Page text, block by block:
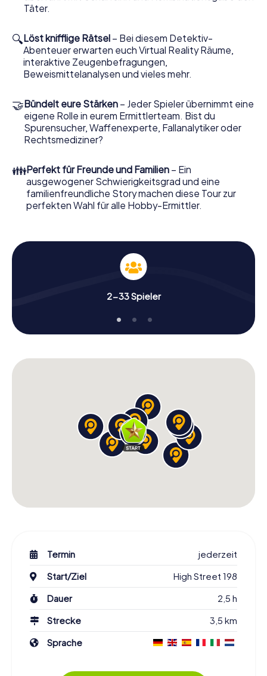
heraus! Sie schlüpfen in spannende Rollen und meistern
Fallanalytiker oder Gerichtsmediziner. Sie bekommen
herausfordernde Zusatzaufgaben auf Ihre Handys
gespielt, die Ihrem jeweiligem Charakter entsprechen
und dem Schlagwort „Abwechslungsreichtum“ an ganz
neue Bedeutung verleihen.
Das Krimispiel in Berkhamsted kann beginnen!
Nun fehlt Ihnen nur noch eine Kleinigkeit, um mit Ihren
Ermittlungen in Berkhamsted zu starten: Ihr Ticketcode!
Postfach. Jetzt starten Sie Ihren Online-Browser, geben
Ihren Code ein – und sind startklar!
Worauf warten Sie noch? Berkhamsted zählt auf Sie!
Täter.
🔍Löst knifflige Rätsel – Bei diesem Detektiv-
Abenteuer erwarten euch Virtual Reality Räume,
interaktive Zeugenbefragungen,
Beweismittelanalysen und vieles mehr.
🤝Bündelt eure Stärken – Jeder Spieler übernimmt eine
eigene Rolle in eurem Ermittlerteam. Bist du
Spurensucher, Waffenexperte, Fallanalytiker oder
Rechtsmediziner?
👪Perfekt für Freunde und Familien – Ein
ausgewogener Schwierigkeitsgrad und eine
familienfreundliche Story machen diese Tour zur
perfekten Wahl für alle Hobby-Ermittler.
2-33 Spieler
Termin
jederzeit
Start/Ziel
High Street 198
Dauer
2,5 h
Strecke
3,5 km
Sprache